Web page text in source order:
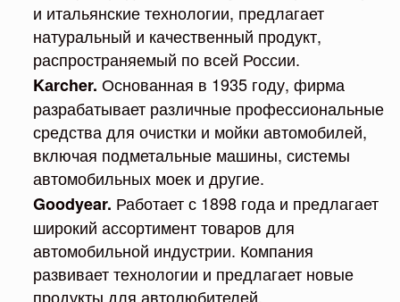
и итальянские технологии, предлагает
натуральный и качественный продукт,
распространяемый по всей России.
Kаrcher. Основанная в 1935 году, фирма
разрабатывает различные профессиональные
средства для очистки и мойки автомобилей,
включая подметальные машины, системы
автомобильных моек и другие.
Goodyear. Работает с 1898 года и предлагает
широкий ассортимент товаров для
автомобильной индустрии. Компания
развивает технологии и предлагает новые
продукты для автолюбителей.